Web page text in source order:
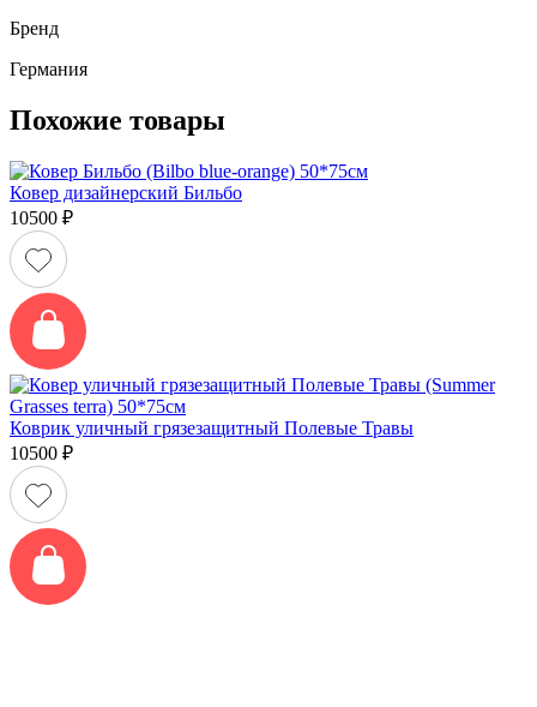
Бренд
Германия
Похожие товары
Ковер дизайнерский Бильбо
10500 ₽
Коврик уличный грязезащитный Полевые Травы
10500 ₽